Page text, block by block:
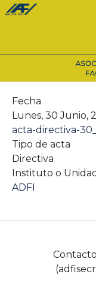
Pasar
Secondary menu
Fecha
Lunes, 30 Junio,
acta-directiva-
Tipo de acta
Directiva
Instituto o Unidad
ADFI